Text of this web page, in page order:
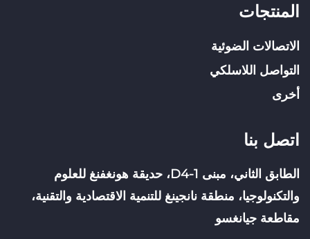
المنتجات
الاتصالات الضوئية
التواصل اللاسلكي
أخرى
اتصل بنا
الطابق الثاني، مبنى D4-1، حديقة هونغفنغ للعلوم
والتكنولوجيا، منطقة نانجينغ للتنمية الاقتصادية والتقنية،
مقاطعة جيانغسو